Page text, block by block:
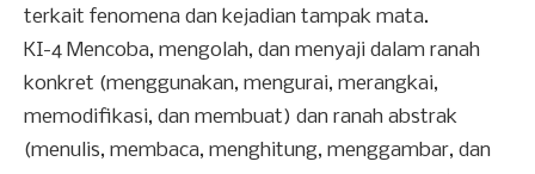
terkait fenomena dan kejadian tampak mata.
KI-4 Mencoba, mengolah, dan menyaji dalam ranah
konkret (menggunakan, mengurai, merangkai,
memodifikasi, dan membuat) dan ranah abstrak
(menulis, membaca, menghitung, menggambar, dan